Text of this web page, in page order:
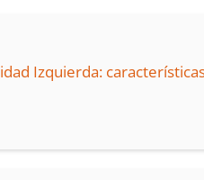
Izquierda: